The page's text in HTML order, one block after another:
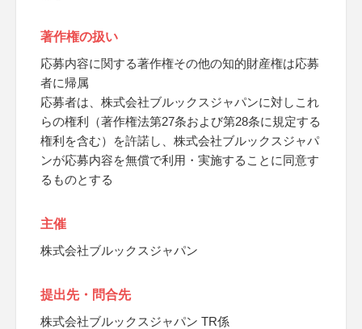
著作権の扱い
応募内容に関する著作権その他の知的財産権は応募
者に帰属
応募者は、株式会社ブルックスジャパンに対しこれ
らの権利（著作権法第27条および第28条に規定する
権利を含む）を許諾し、株式会社ブルックスジャパ
ンが応募内容を無償で利用・実施することに同意す
るものとする
主催
株式会社ブルックスジャパン
提出先・問合先
株式会社ブルックスジャパン TR係